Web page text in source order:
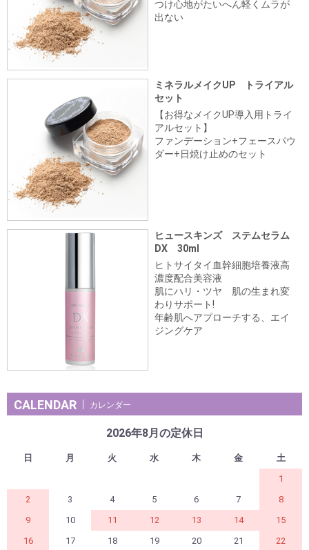
つけ心地がたいへん軽くムラが
出ない
ミネラルメイクUP トライアル
セット
【お得なメイクUP導入用トライ
アルセット】
ファンデーション+フェースパウ
ダー+日焼け止めのセット
ヒュースキンズ ステムセラム
DX 30ml
ヒトサイタイ血幹細胞培養液高
濃度配合美容液
肌にハリ・ツヤ 肌の生まれ変
わりサポート!
年齢肌へアプローチする、エイ
ジングケア
CALENDAR カレンダー
2026年8月の定休日
日 月 火 水 木 金
土
1
2
3 4 5 6 7
8
9
10 11 12 13 14
15
16
17 18 19 20 21
22